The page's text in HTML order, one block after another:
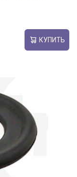
КУПИТЬ